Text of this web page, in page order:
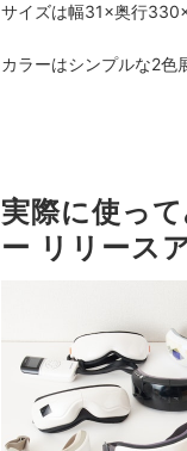
サイズは幅31×奥行
カラーはシンプルな2色
実際に使っ
ー リリース